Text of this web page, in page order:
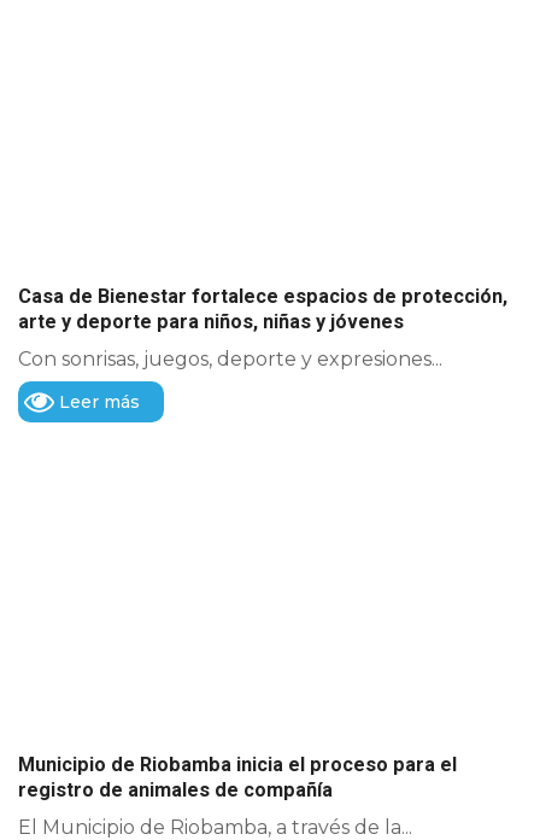
Casa de Bienestar fortalece espacios de protección,
arte y deporte para niños, niñas y jóvenes
Con sonrisas, juegos, deporte y expresiones...
Leer más
Municipio de Riobamba inicia el proceso para el
registro de animales de compañía
El Municipio de Riobamba, a través de la...